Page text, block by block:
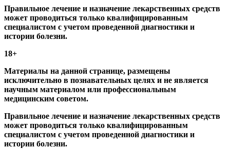
Правильное лечение и назначение лекарственных средств
может проводиться только квалифицированным
специалистом с учетом проведенной диагностики и
истории болезни.
18+
Материалы на данной странице, размещены
исключительно в познавательных целях и не является
научным материалом или профессиональным
медицинским советом.
Правильное лечение и назначение лекарственных средств
может проводиться только квалифицированным
специалистом с учетом проведенной диагностики и
истории болезни.